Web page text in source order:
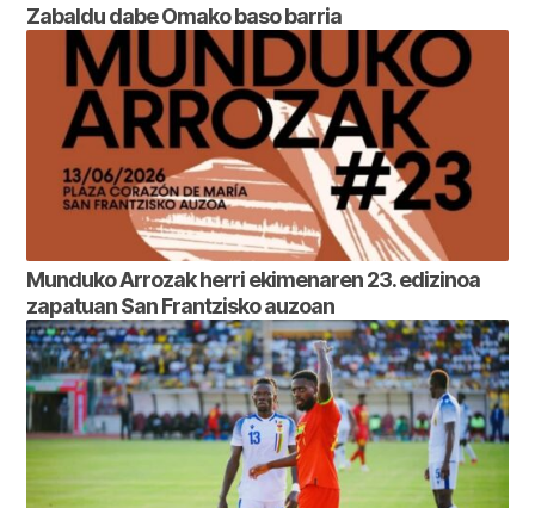
Zabaldu dabe Omako baso barria
Munduko Arrozak herri ekimenaren 23. edizinoa
zapatuan San Frantzisko auzoan